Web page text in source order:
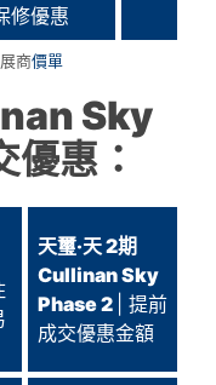
修優惠
商價單
Sky
優惠：
天璽‧天 2期
Cullinan Sky
Phase 2
| 提前
成交優惠金額